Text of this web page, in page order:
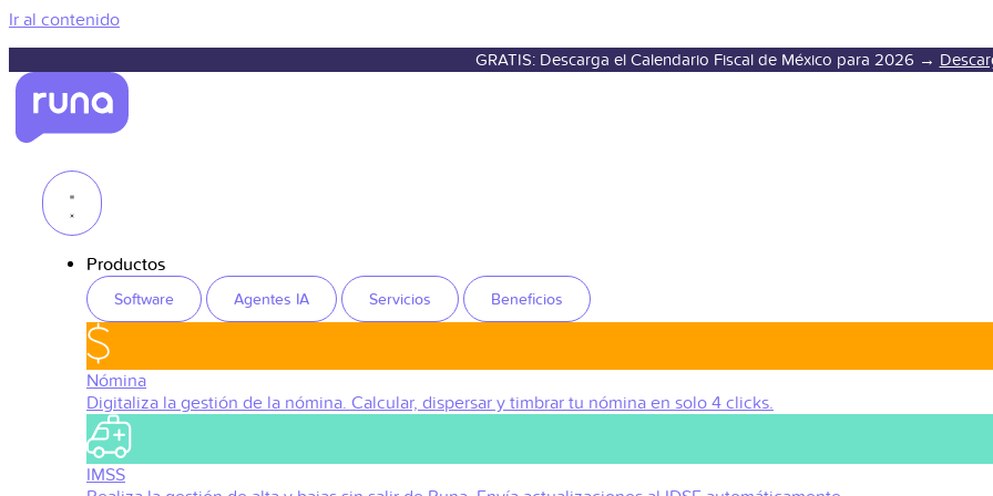
Ir al contenido
GRATIS: Descarga el Calendario Fiscal de México para 2026 →
Productos
Software Agentes IA Servicios Beneficios
Nómina
Digitaliza la gestión de la nómina. Calcular, dispersar y timbrar tu nómina en solo 4 clicks.
IMSS